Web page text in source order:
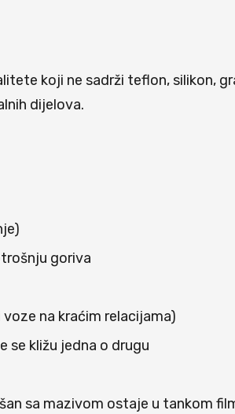
koji ne sadrži teflon, silikon,
dijelova.
goriva
na kraćim relacijama)
se kližu jedna o drugu
sa mazivom ostaje u tankom